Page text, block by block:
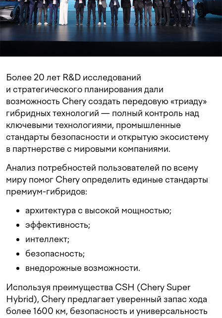
Более 20 лет R&D исследований
и стратегического планирования дали
возможность Chery создать передовую «триаду»
гибридных технологий — полный контроль над
ключевыми технологиями, промышленные
стандарты безопасности и открытую экосистему
в партнерстве с мировыми компаниями.
Анализ потребностей пользователей по всему
миру помог Chery определить единые стандарты
премиум-гибридов:
архитектура с высокой мощностью;
эффективность;
интеллект;
безопасность;
внедорожные возможности.
Используя преимущества CSH (Chery Super
Hybrid), Chery предлагает уверенный запас хода
более 1600 км, безопасность и универсальность